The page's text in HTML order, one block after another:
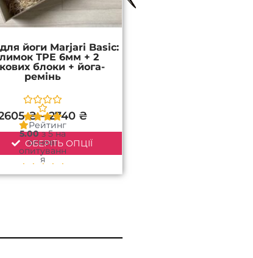
йоги Marjari Basic:
TPE 6мм + 2
блоки + йога-
ремінь
Рейтинг
5.00з 5 на
основі
опитуванн
я
покупців
₴ – 2740 ₴
ОБЕРІТЬ ОПЦІЇ
сторінці
товару